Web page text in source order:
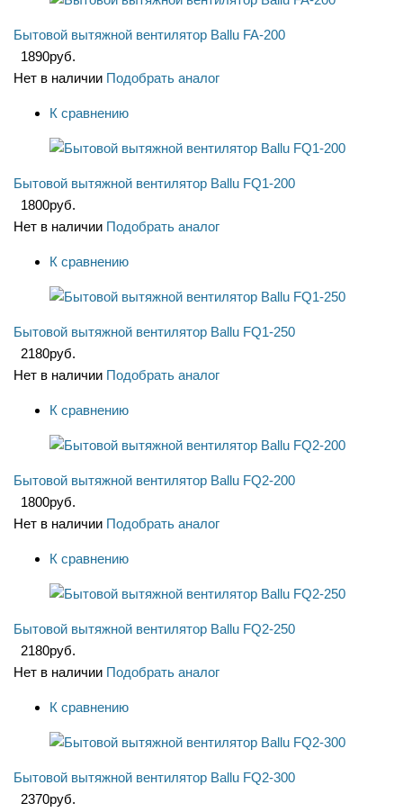
Бытовой вытяжной вентилятор Ballu FA-200
1890руб.
Нет в наличии Подобрать аналог
К сравнению
Бытовой вытяжной вентилятор Ballu FQ1-200
1800руб.
Нет в наличии Подобрать аналог
К сравнению
Бытовой вытяжной вентилятор Ballu FQ1-250
2180руб.
Нет в наличии Подобрать аналог
К сравнению
Бытовой вытяжной вентилятор Ballu FQ2-200
1800руб.
Нет в наличии Подобрать аналог
К сравнению
Бытовой вытяжной вентилятор Ballu FQ2-250
2180руб.
Нет в наличии Подобрать аналог
К сравнению
Бытовой вытяжной вентилятор Ballu FQ2-300
2370руб.